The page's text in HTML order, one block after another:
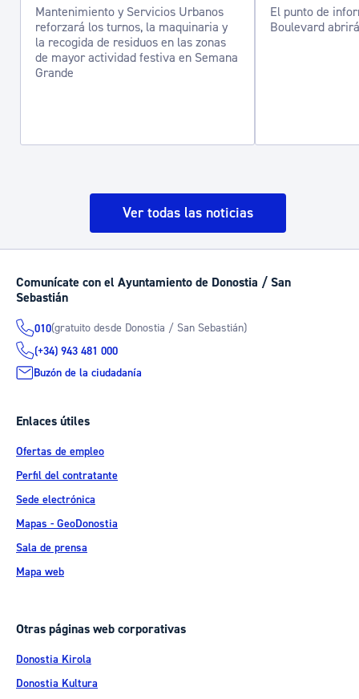
Mantenimiento y Servicios Urbanos
reforzará los turnos, la maquinaria y
la recogida de residuos en las zonas
de mayor actividad festiva en Semana
Grande
El punto de
Boulevard
Ver todas las noticias
Comunícate con el Ayuntamiento de Donostia / San
Sebastián
010(gratuito desde Donostia / San Sebastián)
(+34) 943 481 000
Buzón de la ciudadanía
Enlaces útiles
Ofertas de empleo
Perfil del contratante
Sede electrónica
Mapas - GeoDonostia
Sala de prensa
Mapa web
Otras páginas web corporativas
Donostia Kirola
Donostia Kultura